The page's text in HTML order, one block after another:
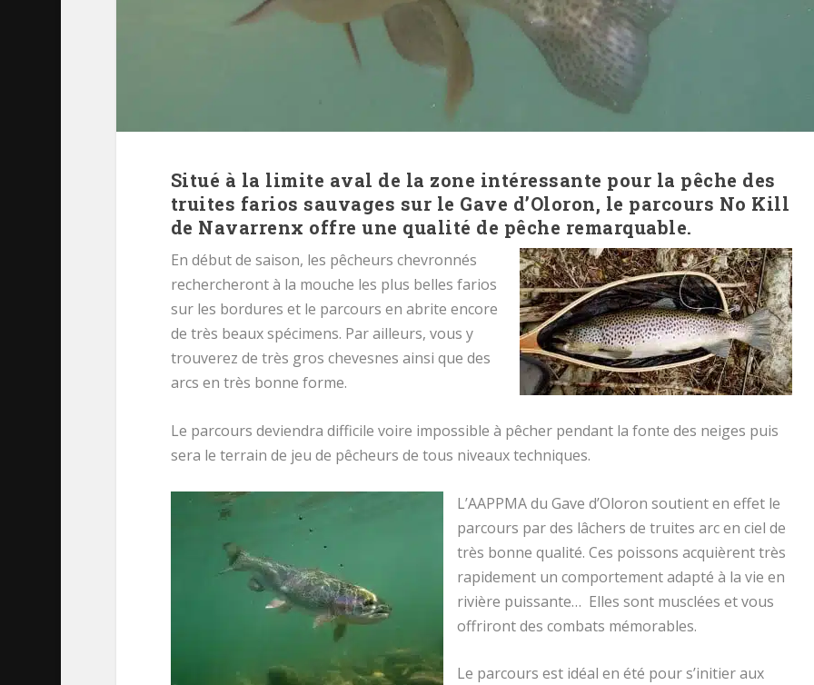
Situé à la limite aval de la zone intéressante pour la pêche des
truites farios sauvages sur le Gave d’Oloron, le parcours No Kill
de Navarrenx offre une qualité de pêche remarquable.
En début de saison, les pêcheurs chevronnés
rechercheront à la mouche les plus belles farios
sur les bordures et le parcours en abrite encore
de très beaux spécimens. Par ailleurs, vous y
trouverez de très gros chevesnes ainsi que des
arcs en très bonne forme.
Le parcours deviendra difficile voire impossible à pêcher pendant la fonte des neiges puis
sera le terrain de jeu de pêcheurs de tous niveaux techniques.
L’AAPPMA du Gave d’Oloron soutient en effet le
parcours par des lâchers de truites arc en ciel de
très bonne qualité. Ces poissons acquièrent très
rapidement un comportement adapté à la vie en
rivière puissante… Elles sont musclées et vous
offriront des combats mémorables.
Le parcours est idéal en été pour s’initier aux